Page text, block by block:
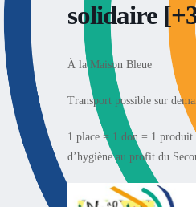
solidaire
À la Maison Bleue
Transport possible sur
1 place = 1 don = 1 produit
d’hygiène au profit du